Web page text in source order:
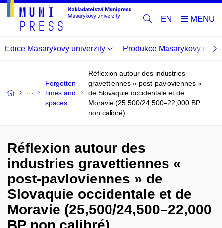
EN
Edice Masarykovy univerzity Produkce Masarykovy
Forgotten
times and
spaces
Réflexion autour des industries
gravettiennes « post-pavloviennes »
de Slovaquie occidentale et de
Moravie (25,500/24,500–22,000 BP
non calibré)
Réflexion autour des
industries gravettiennes «
post-pavloviennes » de
Slovaquie occidentale et de
Moravie (25,500/24,500–22,000
BP non calibré)